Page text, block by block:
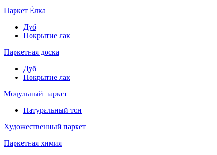
Паркет Ёлка
Дуб
Покрытие лак
Паркетная доска
Дуб
Покрытие лак
Модульный паркет
Натуральный тон
Художественный паркет
Паркетная химия